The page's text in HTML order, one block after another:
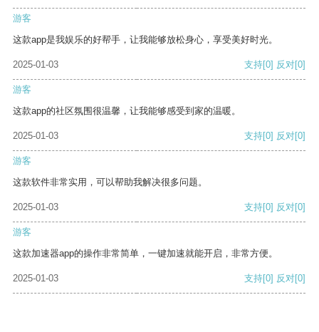
游客
这款app是我娱乐的好帮手，让我能够放松身心，享受美好时光。
2025-01-03 支持[0] 反对[0]
游客
这款app的社区氛围很温馨，让我能够感受到家的温暖。
2025-01-03 支持[0] 反对[0]
游客
这款软件非常实用，可以帮助我解决很多问题。
2025-01-03 支持[0] 反对[0]
游客
这款加速器app的操作非常简单，一键加速就能开启，非常方便。
2025-01-03 支持[0] 反对[0]